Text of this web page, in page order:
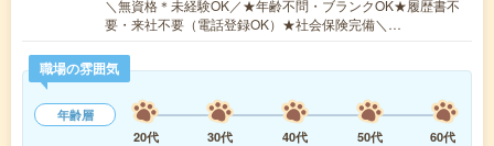
＼無資格＊未経験OK／★年齢不問・ブランクOK★履歴書不
要・来社不要（電話登録OK）★社会保険完備＼…
職場の雰囲気
年齢層
20代
30代 40代 50代
60代